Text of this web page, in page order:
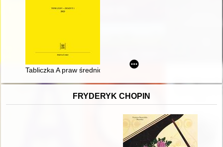
Tabliczka A praw średnioasyryjskich : prawa dotyczące kobiet
FRYDERYK CHOPIN